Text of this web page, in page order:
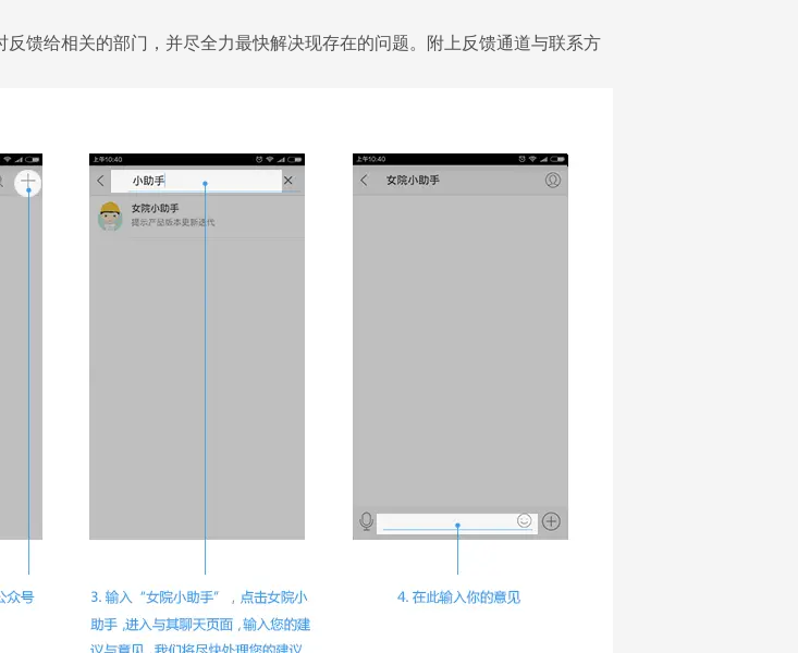
馈给相关的部门，并尽全力最快解决现存在的问题。附上反馈通道与联系方